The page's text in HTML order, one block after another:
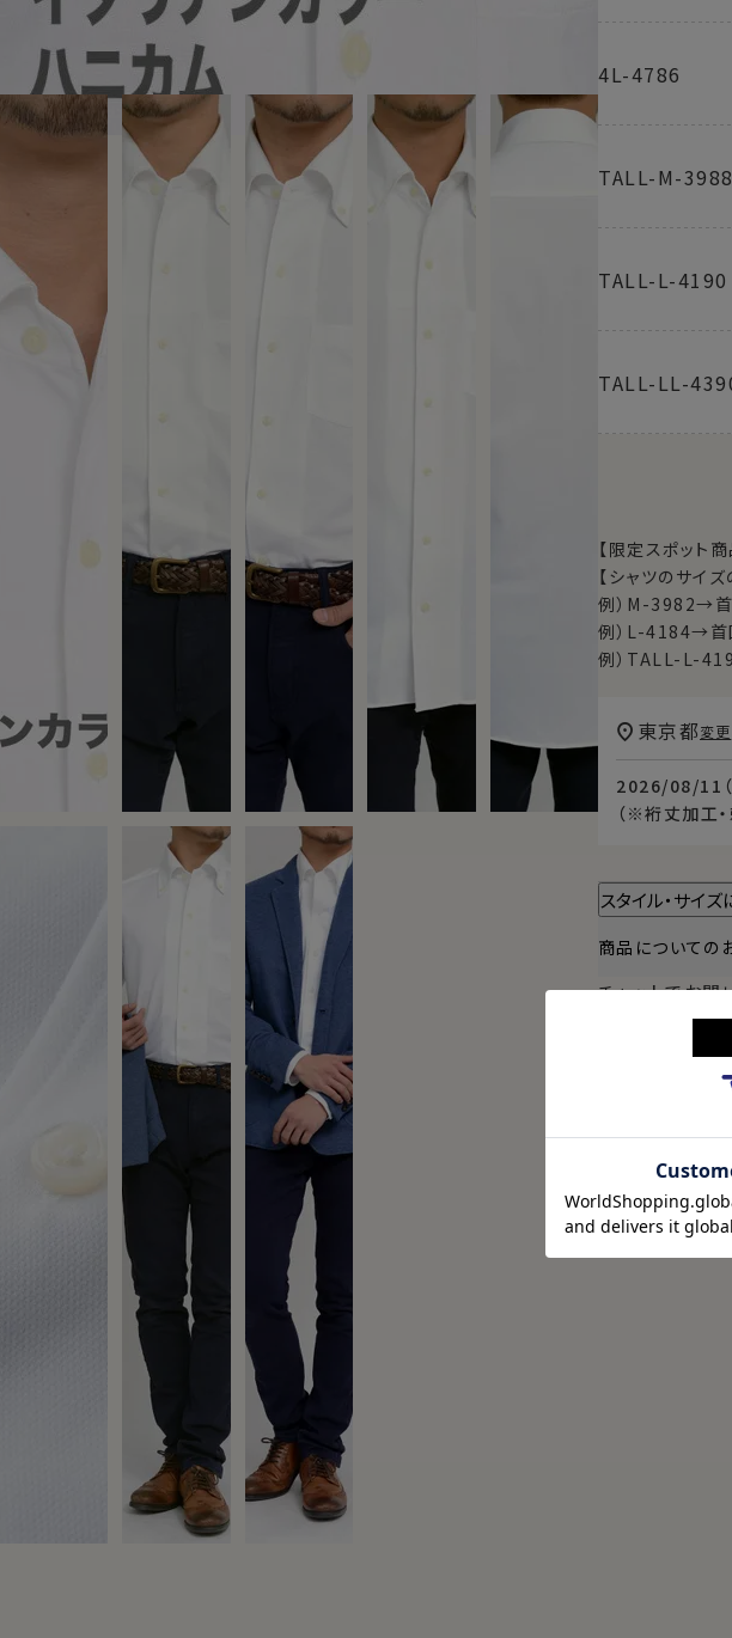
4L-4786
TALL-M-3988
TALL-L-4190
TALL-LL-
【限定スポット
【シャツのサイズ
例）M-3982→
例）L-4184→首
例）TALL-L-
2026/08/11（
（※裄丈加工
東京都変更
スタイル・サイ
商品についての
チャットでお問
返品・交換につ
ギフトラッピン